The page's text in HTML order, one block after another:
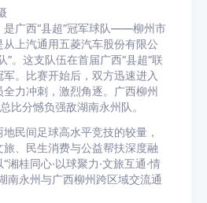
广西“县超”冠军球队——柳州市
上汽通用五菱汽车股份有限公
”。这支队伍在首届广西“县超”联
。比赛开始后，双方迅速进入
力冲刺，激烈角逐。广西柳州
比分憾负强敌湖南永州队。
间足球高水平竞技的较量，
、民生消费与公益帮扶深度融
湘桂同心·以球聚力·文旅互通·情
南永州与广西柳州跨区域交流通